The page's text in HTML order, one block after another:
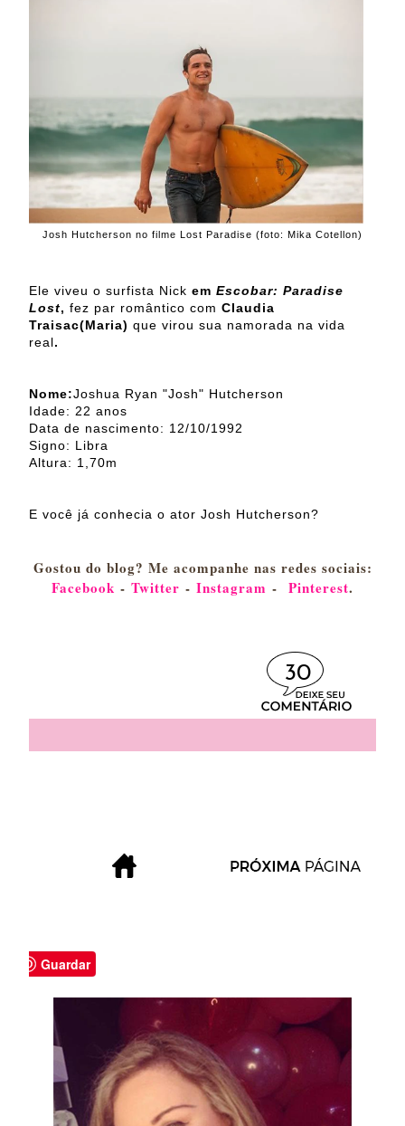
Josh Hutcherson no filme Lost Paradise (foto: Mika Cotellon)
Ele viveu o surfista Nick em Escobar: Paradise
Lost, fez par romântico com Claudia
Traisac(Maria) que virou sua namorada na vida
real.
Nome:Joshua Ryan "Josh" Hutcherson
Idade: 22 anos
Data de nascimento: 12/10/1992
Signo: Libra
Altura: 1,70m
E você já conhecia o ator Josh Hutcherson?
Gostou do blog? Me acompanhe nas redes sociais:
Facebook - Twitter - Instagram - Pinterest.
30
Guardar